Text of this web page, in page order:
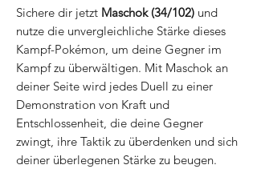
Sichere dir jetzt Maschok (34/102) und
nutze die unvergleichliche Stärke dieses
Kampf-Pokémon, um deine Gegner im
Kampf zu überwältigen. Mit Maschok an
deiner Seite wird jedes Duell zu einer
Demonstration von Kraft und
Entschlossenheit, die deine Gegner
zwingt, ihre Taktik zu überdenken und sich
deiner überlegenen Stärke zu beugen.